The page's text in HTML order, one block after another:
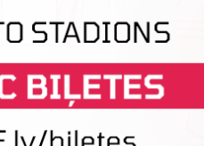
SK DIŽVANAGI